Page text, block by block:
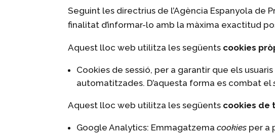
Seguint les directrius de l’Agència Espanyola de
finalitat d’informar-lo amb la màxima exactitud
Aquest lloc web utilitza les següents cookies
Cookies de sessió, per a garantir que els
automatitzades. D’aquesta forma es combat el
Aquest lloc web utilitza les següents cookies de
Google Analytics: Emmagatzemacookies per a